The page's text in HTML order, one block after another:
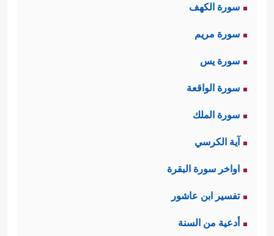
سورة الكهف
سورة مريم
سورة يس
سورة الواقعة
سورة الملك
آية الكرسي
اواخر سورة البقرة
تفسير ابن عاشور
أدعية من السنة